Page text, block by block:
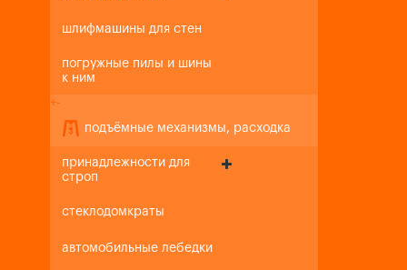
шлифмашины для стен
погружные пилы и шины
к ним
+-
подъёмные механизмы, расходка
принадлежности для
строп
стеклодомкраты
автомобильные лебедки